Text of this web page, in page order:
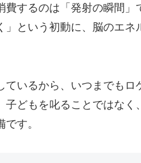
するのは「発射の瞬間」
という初動に、脳のエネ
いるから、いつまでもロ
どもを叱ることではなく
す。